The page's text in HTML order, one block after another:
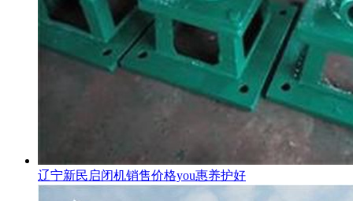
辽宁新民启闭机销售价格you惠养护好